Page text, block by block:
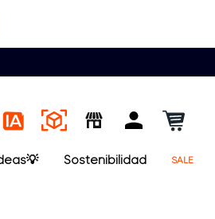
Sostenibilidad SALE